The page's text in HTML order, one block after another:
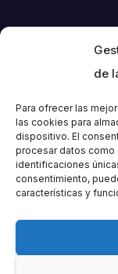
de
Para ofrecer las
las cookies para
dispositivo. El
procesar datos como
identificaciones
consentimiento,
características y